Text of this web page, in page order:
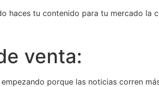
haces tu contenido para tu mercado la
venta:
porque las noticias corren